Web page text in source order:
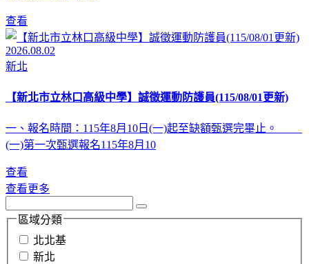
查看
2026.08.02
新北
【新北市立林口高級中學】誠徵運動防護員(115/08/01更新)
一、報名時間：115年8月10日(一)起至缺額甄選完畢止。
(一)第一次甄選報名115年8月10
查看
查看更多
區域分類
北北基
新北